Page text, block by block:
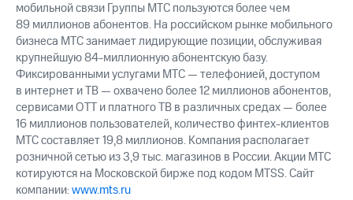
Описание
Еврооблигации-2023
Уведомление
о
погашении
именных
облигаций
Другое
Регистратор
Реквизиты
Контакты
развитие
мобильной связи Группы МТС пользуются более чем
89 миллионов абонентов. На российском рынке мобильного
бизнеса МТС занимает лидирующие позиции, обслуживая
крупнейшую 84-миллионную абонентскую базу.
Фиксированными услугами МТС — телефонией, доступом
в интернет и ТВ — охвачено более 12 миллионов абонентов,
сервисами OTT и платного ТВ в различных средах — более
16 миллионов пользователей, количество финтех-клиентов
МТС составляет 19,8 миллионов. Компания располагает
розничной сетью из 3,9 тыс. магазинов в России. Акции МТС
котируются на Московской бирже под кодом MTSS. Сайт
компании:www.mts.ru